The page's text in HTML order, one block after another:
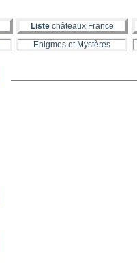
Liste châteaux France
Enigmes et Mystères